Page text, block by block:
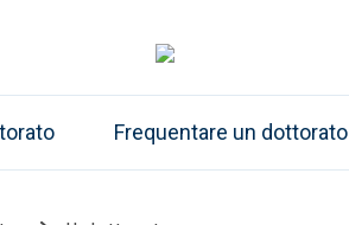
Frequentare un dottorato